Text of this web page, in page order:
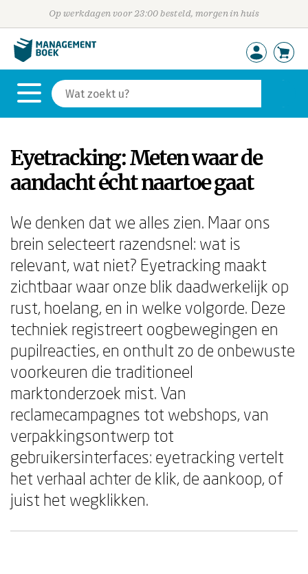
Op werkdagen voor 23:00 besteld, morgen in huis
Eyetracking: Meten waar de
aandacht écht naartoe gaat
We denken dat we alles zien. Maar ons
brein selecteert razendsnel: wat is
relevant, wat niet? Eyetracking maakt
zichtbaar waar onze blik daadwerkelijk op
rust, hoelang, en in welke volgorde. Deze
techniek registreert oogbewegingen en
pupilreacties, en onthult zo de onbewuste
voorkeuren die traditioneel
marktonderzoek mist. Van
reclamecampagnes tot webshops, van
verpakkingsontwerp tot
gebruikersinterfaces: eyetracking vertelt
het verhaal achter de klik, de aankoop, of
juist het wegklikken.